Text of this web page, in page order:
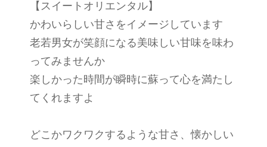
【スイートオリエンタル】
かわいらしい甘さをイメージしています
老若男女が笑顔になる美味しい甘味を味わ
ってみませんか
楽しかった時間が瞬時に蘇って心を満たし
てくれますよ
どこかワクワクするような甘さ、懐かしい